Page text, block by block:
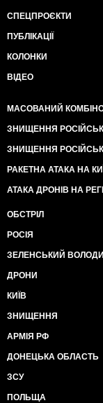
СПЕЦПРОЄКТИ
ПУБЛІКАЦІЇ
КОЛОНКИ
ВІДЕО
МАСОВАНИЙ
ЗНИЩЕННЯ
ЗНИЩЕННЯ
РАКЕТНА АТАКА НА
АТАКА ДРОНІВ НА
ОБСТРІЛ
РОСІЯ
ЗЕЛЕНСЬКИЙ
ДРОНИ
КИЇВ
ЗНИЩЕННЯ
АРМІЯ РФ
ДОНЕЦЬКА ОБЛАСТЬ
ЗСУ
ПОЛЬЩА